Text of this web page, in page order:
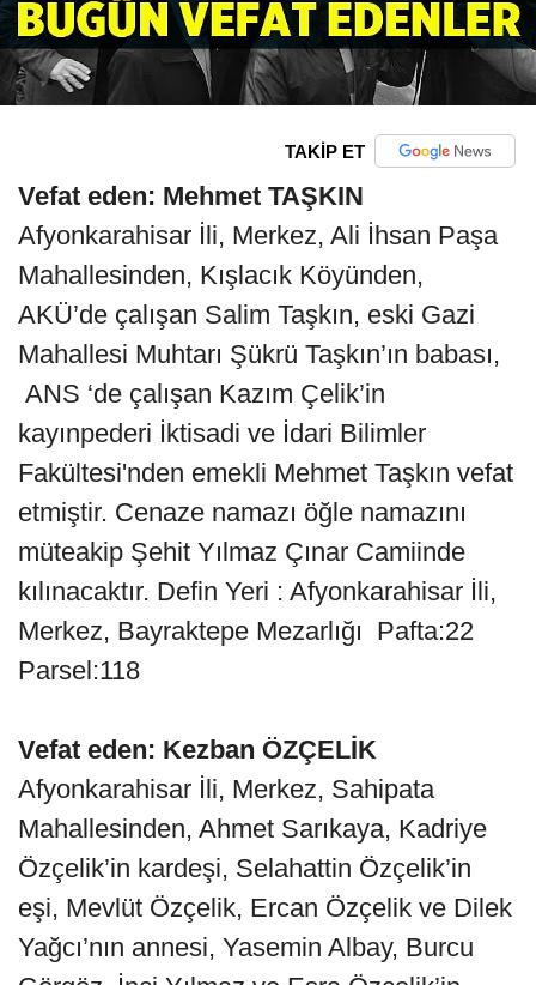
TAKİP ET
Vefat eden: Mehmet TAŞKIN
Afyonkarahisar İli, Merkez, Ali İhsan Paşa
Mahallesinden, Kışlacık Köyünden,
AKÜ’de çalışan Salim Taşkın, eski Gazi
Mahallesi Muhtarı Şükrü Taşkın’ın babası,
ANS ‘de çalışan Kazım Çelik’in
kayınpederi İktisadi ve İdari Bilimler
Fakültesi'nden emekli Mehmet Taşkın vefat
etmiştir. Cenaze namazı öğle namazını
müteakip Şehit Yılmaz Çınar Camiinde
kılınacaktır. Defin Yeri : Afyonkarahisar İli,
Merkez, Bayraktepe Mezarlığı Pafta:22
Parsel:118
Vefat eden: Kezban ÖZÇELİK
Afyonkarahisar İli, Merkez, Sahipata
Mahallesinden, Ahmet Sarıkaya, Kadriye
Özçelik’in kardeşi, Selahattin Özçelik’in
eşi, Mevlüt Özçelik, Ercan Özçelik ve Dilek
Yağcı’nın annesi, Yasemin Albay, Burcu